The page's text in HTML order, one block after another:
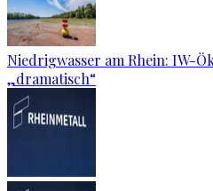
Niedrigwasser am Rhein: IW-
„dramatisch“